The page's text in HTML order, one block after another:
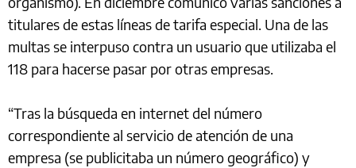
titulares de estas líneas de tarifa especial. Una de las
multas se interpuso contra un usuario que utilizaba el
118 para hacerse pasar por otras empresas.
“Tras la búsqueda en internet del número
correspondiente al servicio de atención de una
empresa (se publicitaba un número geográfico) y